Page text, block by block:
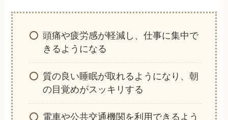
頭痛や疲労感が軽減し、仕事に集中で
きるようになる
質の良い睡眠が取れるようになり、朝
の目覚めがスッキリする
電車や公共交通機関を利用できるよう